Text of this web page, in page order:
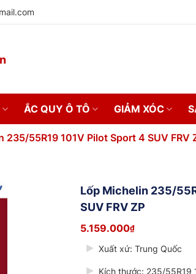
ẮC QUY Ô TÔ GIẢM XÓC
235/55R19 101V Pilot Sport 4 SUV FRV
Lốp Michelin 235/
SUV FRV ZP
5.159.000₫
Xuất xứ: Trung Quốc
Kích thước: 235/55R19